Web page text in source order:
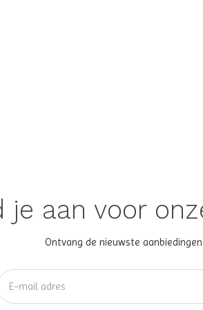
je aan voor
Ontvang de nieuwste